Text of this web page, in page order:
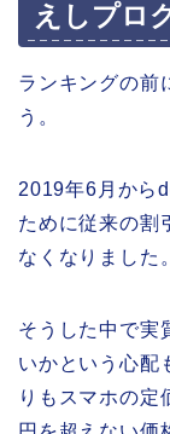
えしプロ
ランキングの前
う。
2019年6月から
ために従来の割
なくなりました。
そうした中で実
いかという心配
りもスマホの定